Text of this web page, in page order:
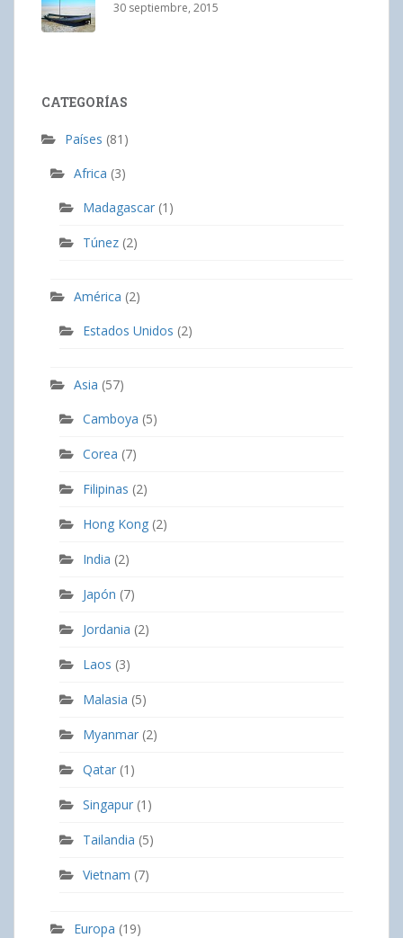
30 septiembre, 2015
CATEGORÍAS
Países (81)
Africa (3)
Madagascar (1)
Túnez (2)
América (2)
Estados Unidos (2)
Asia (57)
Camboya (5)
Corea (7)
Filipinas (2)
Hong Kong (2)
India (2)
Japón (7)
Jordania (2)
Laos (3)
Malasia (5)
Myanmar (2)
Qatar (1)
Singapur (1)
Tailandia (5)
Vietnam (7)
Europa (19)